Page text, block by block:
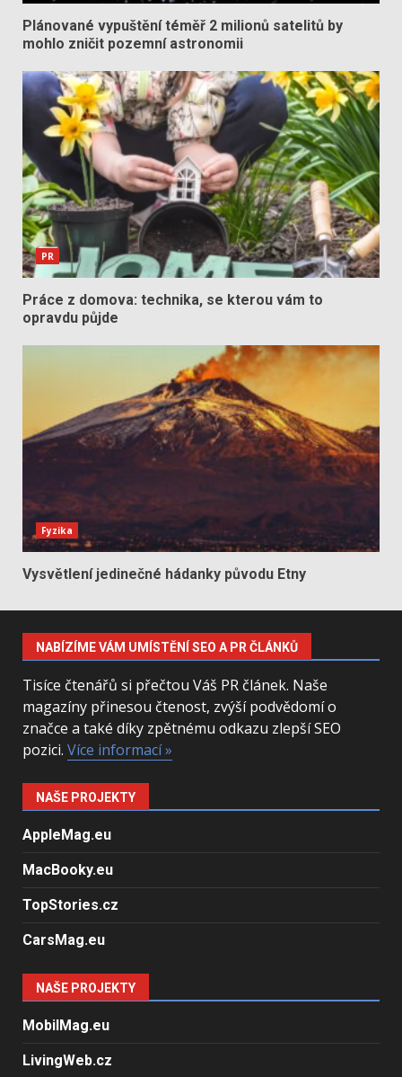
Plánované vypuštění téměř 2 milionů satelitů by
mohlo zničit pozemní astronomii
PR
Práce z domova: technika, se kterou vám to
opravdu půjde
Fyzika
Vysvětlení jedinečné hádanky původu Etny
NABÍZÍME VÁM UMÍSTĚNÍ SEO A PR ČLÁNKŮ
Tisíce čtenářů si přečtou Váš PR článek. Naše
magazíny přinesou čtenost, zvýší podvědomí o
značce a také díky zpětnému odkazu zlepší SEO
pozici. Více informací »
NAŠE PROJEKTY
AppleMag.eu
MacBooky.eu
TopStories.cz
CarsMag.eu
NAŠE PROJEKTY
MobilMag.eu
LivingWeb.cz